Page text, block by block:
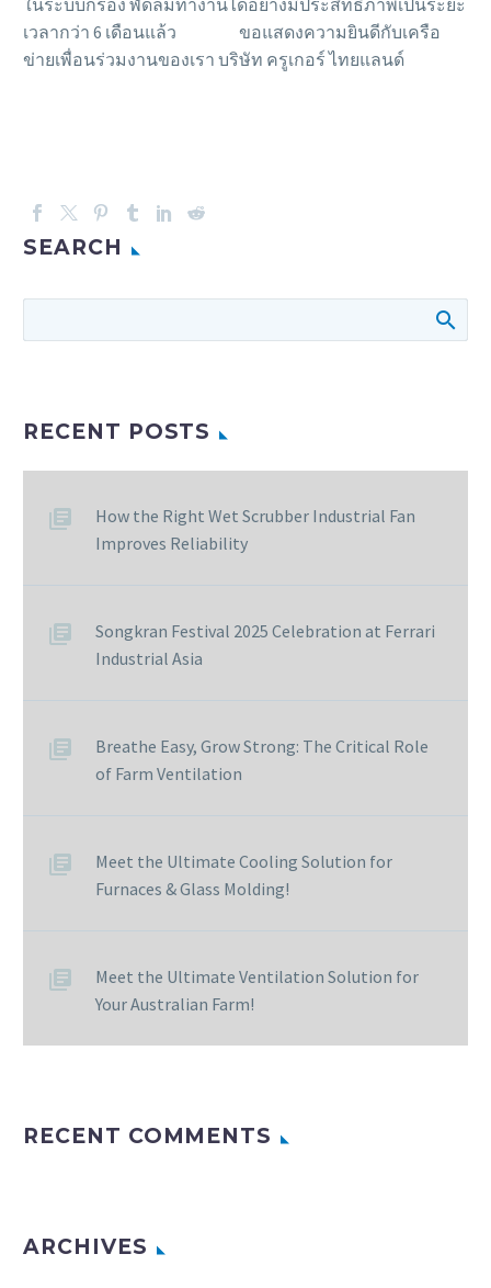
ในระบบกรอง พัดลมทำงานได้อย่างมีประสิทธิภาพเป็นระยะ
เวลากว่า 6 เดือนแล้ว ขอแสดงความยินดีกับเครือ
ข่ายเพื่อนร่วมงานของเรา บริษัท ครูเกอร์ ไทยแลนด์
SEARCH
RECENT POSTS
How the Right Wet Scrubber Industrial Fan
Improves Reliability
Songkran Festival 2025 Celebration at Ferrari
Industrial Asia
Breathe Easy, Grow Strong: The Critical Role
of Farm Ventilation
Meet the Ultimate Cooling Solution for
Furnaces & Glass Molding!
Meet the Ultimate Ventilation Solution for
Your Australian Farm!
RECENT COMMENTS
ARCHIVES